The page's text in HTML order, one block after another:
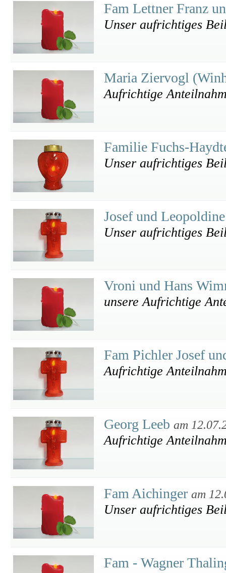
Fam Lettner Franz
Unser aufrichtiges
Maria Ziervogl
Aufrichtige
Familie Fuchs-
Unser aufrichtiges
Josef und
Unser aufrichtiges
Vroni und Hans
unsere Aufrichtige
Fam Pichler Josef
Aufrichtige
Georg Leeb am
Aufrichtige
Fam Aichinger am
Unser aufrichtiges
Fam - Wagner